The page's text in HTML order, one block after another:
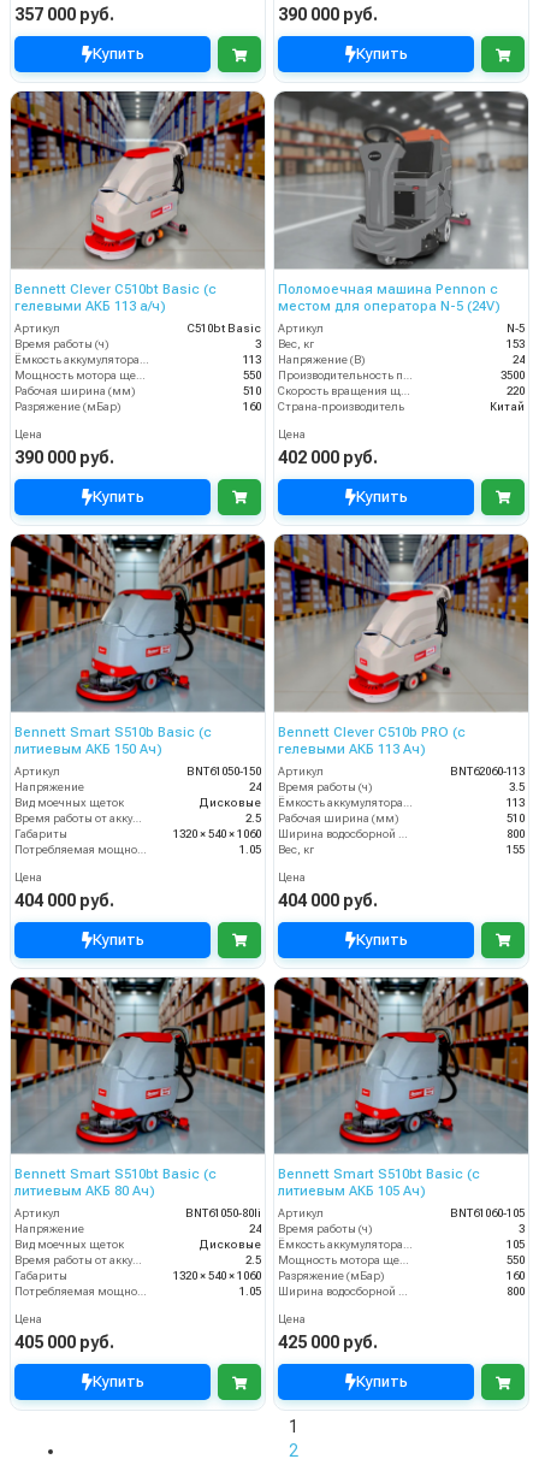
357 000 руб.
Купить
390 000 руб.
Купить
Bennett Clever C510bt Basic (с
гелевыми АКБ 113 а/ч)
Артикул
C510bt Basic
Время работы (ч)
3
113
550
Рабочая ширина (мм)
510
Разряжение (мБар)
160
Цена
390 000 руб.
Купить
Поломоечная машина Pennon с
местом для оператора N-5 (24V)
Артикул
N-5
Вес, кг
153
Напряжение (В)
24
3500
220
Страна-производитель
Китай
Цена
402 000 руб.
Купить
Bennett Smart S510b Basic (с
литиевым АКБ 150 Ач)
Артикул
BNT61050-150
Напряжение
24
Вид моечных щеток
Дисковые
Время работы от аккумуляторов (ч)
2.5
Габариты
1320 × 540 × 1060
1.05
Цена
404 000 руб.
Купить
Bennett Clever C510b PRO (с
гелевыми АКБ 113 Ач)
Артикул
BNT62060-113
Время работы (ч)
3.5
113
Рабочая ширина (мм)
510
800
Вес, кг
155
Цена
404 000 руб.
Купить
Bennett Smart S510bt Basic (с
литиевым АКБ 80 Ач)
Артикул
BNT61050-80li
Напряжение
24
Вид моечных щеток
Дисковые
Время работы от аккумуляторов (ч)
2.5
Габариты
1320 × 540 × 1060
Потребляемая мощность (кВт)
1.05
Цена
405 000 руб.
Купить
Bennett Smart S510bt Basic (с
литиевым АКБ 105 Ач)
Артикул
BNT61060-105
Время работы (ч)
3
Ёмкость аккумулятора (Ач)
105
Мощность мотора щеток
550
Разряжение (мБар)
160
Ширина водосборной рейки
800
Цена
425 000 руб.
Купить
1
2